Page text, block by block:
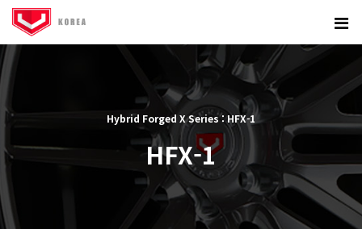
Hybrid Forged X Series : HFX-1
HFX-1